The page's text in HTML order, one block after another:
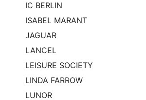
IC BERLIN
ISABEL MARANT
JAGUAR
LANCEL
LEISURE SOCIETY
LINDA FARROW
LUNOR